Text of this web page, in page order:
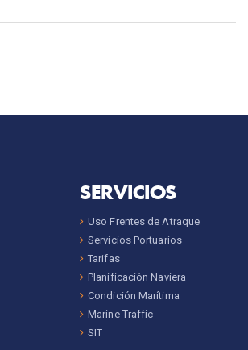
SERVICIOS
Uso Frentes de Atraque
Servicios Portuarios
Tarifas
Planificación Naviera
Condición Marítima
Marine Traffic
SIT